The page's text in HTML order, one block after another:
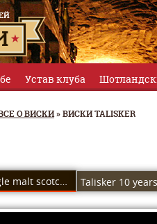
Устав клуба
О ВИСКИ»ВИСКИ TALISKER
Talisker 10 years single malt scotch whisky — Талискер 10 лет.